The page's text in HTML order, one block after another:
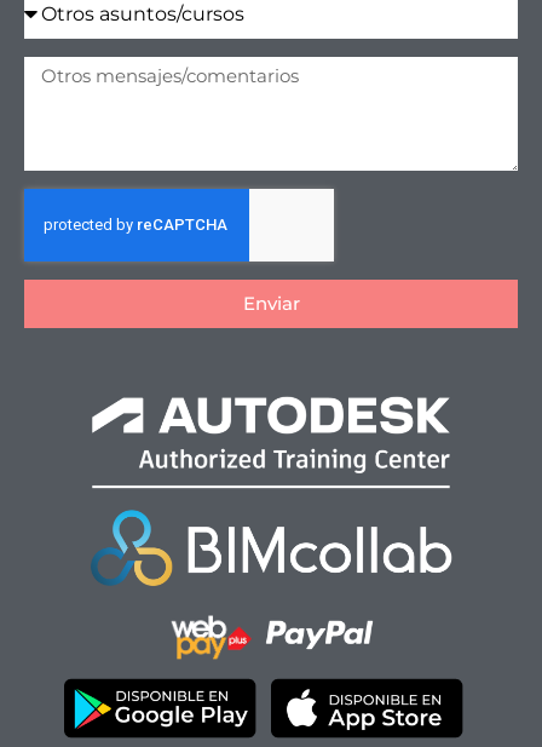
Enviar